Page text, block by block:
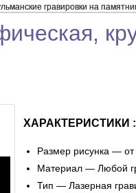
гравировки на
ХАРАКТЕРИСТИКИ :
Размер рисунка — от
Материал — Любой
Тип — Лазерная